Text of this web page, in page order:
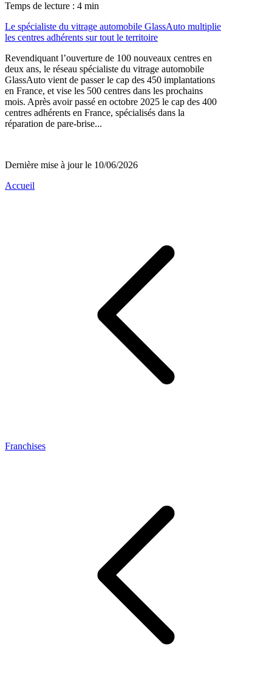
Temps de lecture : 4 min
Le spécialiste du vitrage automobile GlassAuto multiplie
les centres adhérents sur tout le territoire
Revendiquant l’ouverture de 100 nouveaux centres en
deux ans, le réseau spécialiste du vitrage automobile
GlassAuto vient de passer le cap des 450 implantations
en France, et vise les 500 centres dans les prochains
mois. Après avoir passé en octobre 2025 le cap des 400
centres adhérents en France, spécialisés dans la
réparation de pare-brise...
Dernière mise à jour le 10/06/2026
Accueil
Franchises